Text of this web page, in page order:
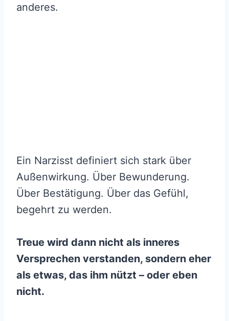
anderes.
Ein Narzisst definiert sich stark über
Außenwirkung. Über Bewunderung.
Über Bestätigung. Über das Gefühl,
begehrt zu werden.
Treue wird dann nicht als inneres
Versprechen verstanden, sondern eher
als etwas, das ihm nützt – oder eben
nicht.